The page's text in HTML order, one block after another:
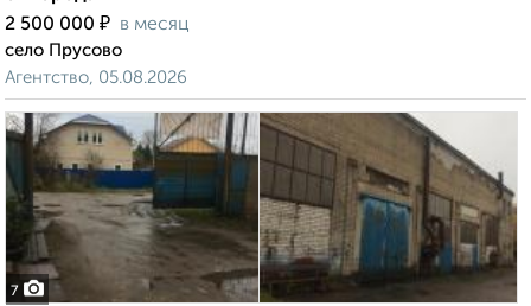
2 500 000 ₽ в месяц
село Прусово
Агентство, 05.08.2026
7